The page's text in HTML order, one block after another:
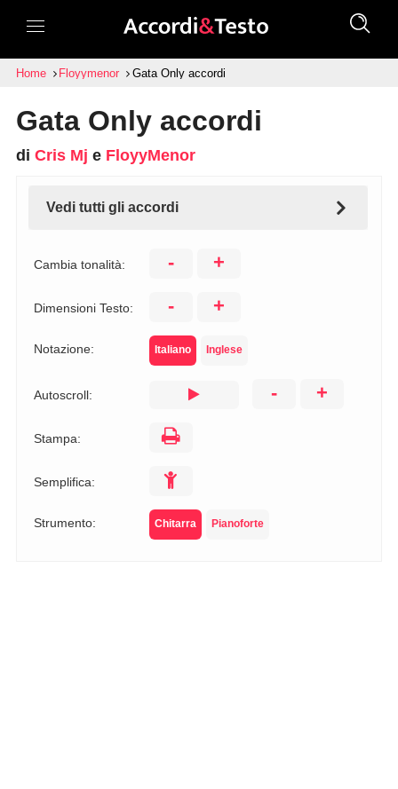
Home Floyymenor Gata Only accordi
Gata Only accordi
di Cris Mj e FloyyMenor
Vedi tutti gli accordi
Cambia tonalità: - +
Dimensioni Testo: - +
Notazione: Italiano Inglese
Autoscroll: - +
Stampa:
Semplifica:
Strumento: Chitarra Pianoforte